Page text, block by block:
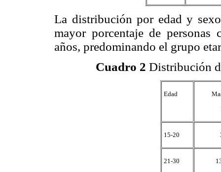
La distribución por edad y
mayor porcentaje de personas
años, predominando el grupo
Cuadro 2 Distribución
Edad
15-20
21-30